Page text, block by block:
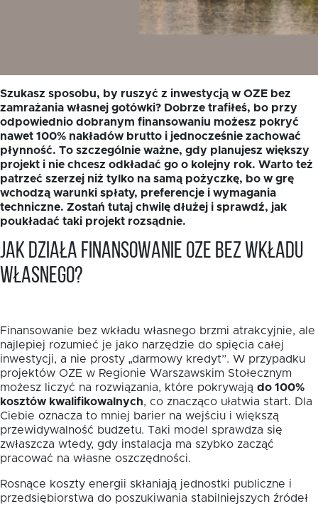
Szukasz sposobu, by ruszyć z inwestycją w OZE bez
zamrażania własnej gotówki? Dobrze trafiłeś, bo przy
odpowiednio dobranym finansowaniu możesz pokryć
nawet 100% nakładów brutto i jednocześnie zachować
płynność. To szczególnie ważne, gdy planujesz większy
projekt i nie chcesz odkładać go o kolejny rok. Warto też
patrzeć szerzej niż tylko na samą pożyczkę, bo w grę
wchodzą warunki spłaty, preferencje i wymagania
techniczne. Zostań tutaj chwilę dłużej i sprawdź, jak
poukładać taki projekt rozsądnie.
Jak działa finansowanie OZE bez wkładu
własnego?
Finansowanie bez wkładu własnego brzmi atrakcyjnie, ale
najlepiej rozumieć je jako narzędzie do spięcia całej
inwestycji, a nie prosty „darmowy kredyt”. W przypadku
projektów OZE w Regionie Warszawskim Stołecznym
możesz liczyć na rozwiązania, które pokrywają do 100%
kosztów kwalifikowalnych, co znacząco ułatwia start. Dla
Ciebie oznacza to mniej barier na wejściu i większą
przewidywalność budżetu. Taki model sprawdza się
zwłaszcza wtedy, gdy instalacja ma szybko zacząć
pracować na własne oszczędności.
Rosnące koszty energii skłaniają jednostki publiczne i
przedsiębiorstwa do poszukiwania stabilniejszych źródeł